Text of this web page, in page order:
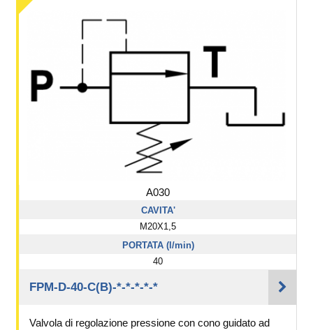
A030
CAVITA'
M20X1,5
PORTATA (l/min)
40
FPM-D-40-C(B)-*-*-*-*-*
Valvola di regolazione pressione con cono guidato ad